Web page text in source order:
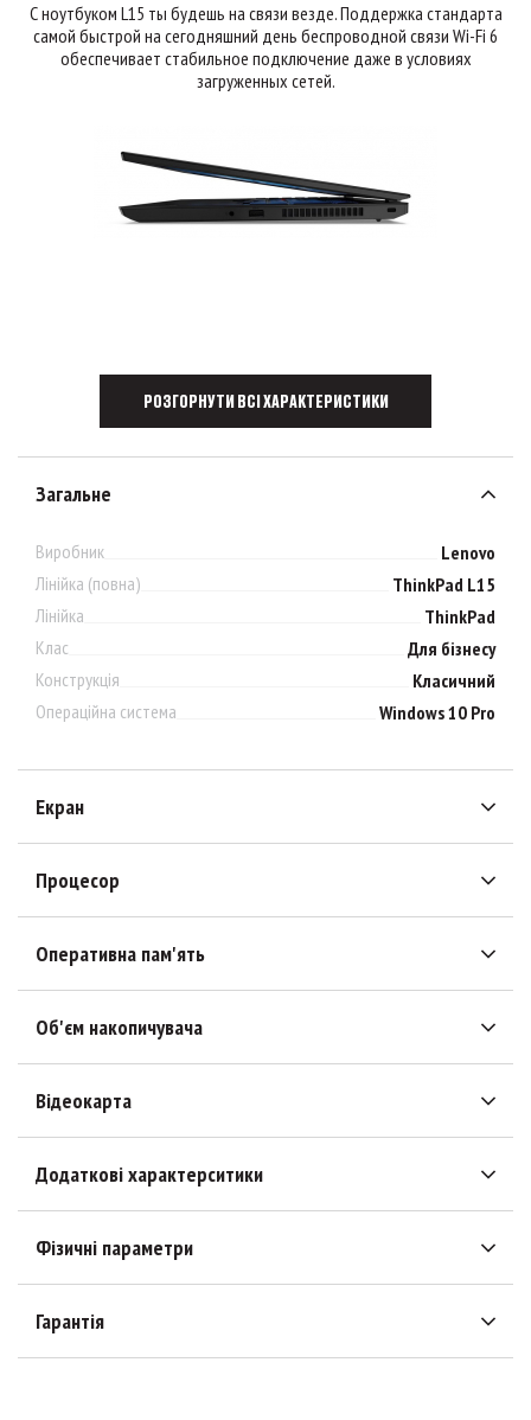
С ноутбуком L15 ты будешь на связи везде. Поддержка стандарта
самой быстрой на сегодняшний день беспроводной связи Wi-Fi 6
обеспечивает стабильное подключение даже в условиях
загруженных сетей.
РОЗГОРНУТИ ВСІ ХАРАКТЕРИСТИКИ
Загальне
Виробник
Lenovo
Лінійка (повна)
ThinkPad L15
Лінійка
ThinkPad
Клас
Для бізнесу
Конструкція
Класичний
Операційна система
Windows 10 Pro
Екран
Процесор
Оперативна пам'ять
Об'єм накопичувача
Відеокарта
Додаткові характерситики
Фізичні параметри
Гарантія